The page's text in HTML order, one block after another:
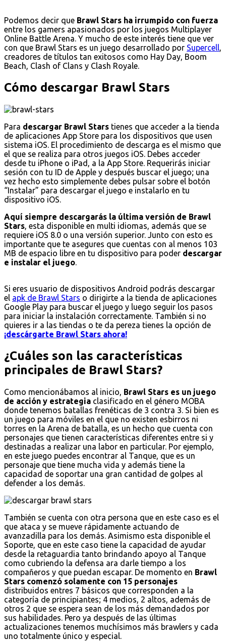
Podemos decir que Brawl Stars ha irrumpido con fuerza
entre los gamers apasionados por los juegos Multiplayer
Online Battle Arena. Y mucho de este interés tiene que ver
con que Brawl Stars es un juego desarrollado por Supercell,
creadores de títulos tan exitosos como Hay Day, Boom
Beach, Clash of Clans y Clash Royale.
Cómo descargar Brawl Stars
Para descargar Brawl Stars tienes que acceder a la tienda
de aplicaciones App Store para los dispositivos que usen
sistema iOS. El procedimiento de descarga es el mismo que
el que se realiza para otros juegos iOS. Debes acceder
desde tu iPhone o iPad, a la App Store. Requerirás iniciar
sesión con tu ID de Apple y después buscar el juego; una
vez hecho esto simplemente debes pulsar sobre el botón
“Instalar” para descargar el juego e instalarlo en tu
dispositivo iOS.
Aquí siempre descargarás la última versión de Brawl
Stars, esta disponible en multi idiomas, además que se
requiere iOS 8.0 o una versión superior. Junto con esto es
importante que te asegures que cuentas con al menos 103
MB de espacio libre en tu dispositivo para poder descargar
e instalar el juego.
Si eres usuario de dispositivos Android podrás descargar
el apk de Brawl Stars o dirigirte a la tienda de aplicaciones
Google Play para buscar el juego y luego seguir los pasos
para iniciar la instalación correctamente. También si no
quieres ir a las tiendas o te da pereza tienes la opción de
¡descárgarte Brawl Stars ahora!
¿Cuáles son las características
principales de Brawl Stars?
Como mencionábamos al inicio, Brawl Stars es un juego
de acción y estrategia clasificado en el género MOBA
donde tenemos batallas frenéticas de 3 contra 3. Si bien es
un juego para móviles en el que no existen esbirros ni
torres en la Arena de batalla, es un hecho que cuenta con
personajes que tienen características diferentes entre si y
destinadas a realizar una labor en particular. Por ejemplo,
en este juego puedes encontrar al Tanque, que es un
personaje que tiene mucha vida y además tiene la
capacidad de soportar una gran cantidad de golpes al
defender a los demás.
También se cuenta con otra persona que en este caso es el
que ataca y se mueve rápidamente actuando de
avanzadilla para los demás. Asimismo esta disponible el
Soporte, que en este caso tiene la capacidad de ayudar
desde la retaguardia tanto brindando apoyo al Tanque
como cubriendo la defensa ara darle tiempo a los
compañeros y que puedan escapar. De momento en Brawl
Stars comenzó solamente con 15 personajes
distribuidos entres 7 básicos que corresponden a la
categoría de principiantes; 4 medios, 2 altos, además de
otros 2 que se espera sean de los más demandados por
sus habilidades. Pero ya después de las últimas
actualizaciones tenemos muchísimos más brawlers y cada
uno totalmente único y especial.